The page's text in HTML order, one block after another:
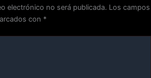
electrónico no será publicada. Los campos
con *